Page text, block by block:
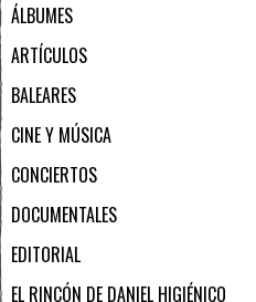
ÁLBUMES
ARTÍCULOS
BALEARES
CINE Y MÚSICA
CONCIERTOS
DOCUMENTALES
EDITORIAL
EL RINCÓN DE DANIEL HIGIÉNICO